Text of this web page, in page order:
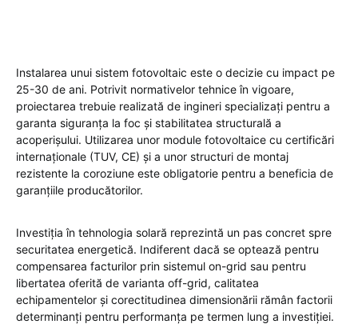
Instalarea unui sistem fotovoltaic este o decizie cu impact pe
25-30 de ani. Potrivit normativelor tehnice în vigoare,
proiectarea trebuie realizată de ingineri specializați pentru a
garanta siguranța la foc și stabilitatea structurală a
acoperișului. Utilizarea unor module fotovoltaice cu certificări
internaționale (TUV, CE) și a unor structuri de montaj
rezistente la coroziune este obligatorie pentru a beneficia de
garanțiile producătorilor.
Investiția în tehnologia solară reprezintă un pas concret spre
securitatea energetică. Indiferent dacă se optează pentru
compensarea facturilor prin sistemul on-grid sau pentru
libertatea oferită de varianta off-grid, calitatea
echipamentelor și corectitudinea dimensionării rămân factorii
determinanți pentru performanța pe termen lung a investiției.